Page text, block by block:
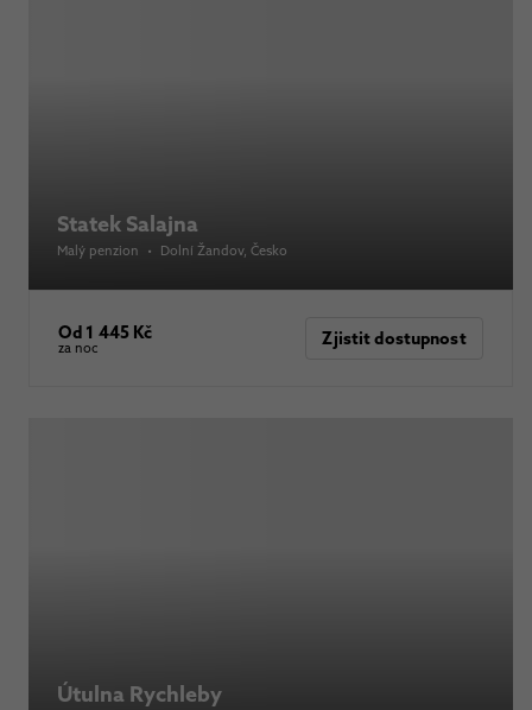
Statek Salajna
Malý penzion • Dolní Žandov, Česko
Od 1 445 Kč
za noc Zjistit dostupnost
Útulna Rychleby